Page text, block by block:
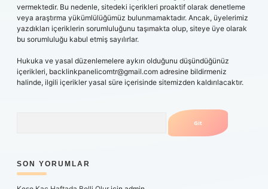
vermektedir. Bu nedenle, sitedeki içerikleri proaktif olarak denetleme
veya araştırma yükümlülüğümüz bulunmamaktadır. Ancak, üyelerimiz
yazdıkları içeriklerin sorumluluğunu taşımakta olup, siteye üye olarak
bu sorumluluğu kabul etmiş sayılırlar.
Hukuka ve yasal düzenlemelere aykırı olduğunu düşündüğünüz
içerikleri, backlinkpanelicomtr@gmail.com adresine bildirmeniz
halinde, ilgili içerikler yasal süre içerisinde sitemizden kaldırılacaktır.
SON YORUMLAR